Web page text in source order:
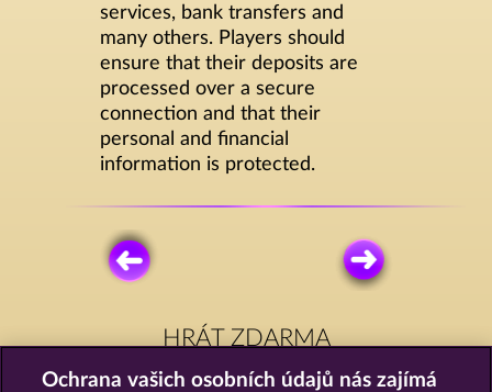
services, bank transfers and
many others. Players should
ensure that their deposits are
processed over a secure
connection and that their
personal and financial
information is protected.
HRÁT ZDARMA
Ochrana vašich osobních údajů nás zajímá